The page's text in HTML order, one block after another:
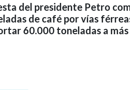
del presidente Petro
de café por vías
60.000 toneladas a